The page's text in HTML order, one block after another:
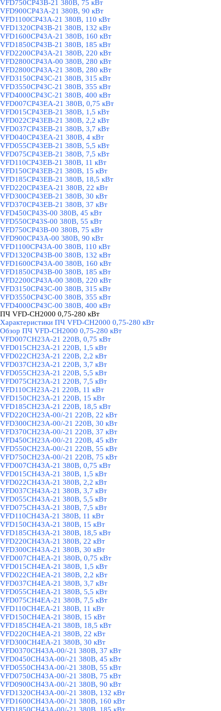
VFD750CP43B-21 380В, 75 кВт
VFD900CP43A-21 380В, 90 кВт
VFD1100CP43A-21 380В, 110 кВт
VFD1320CP43B-21 380В, 132 кВт
VFD1600CP43A-21 380В, 160 кВт
VFD1850CP43B-21 380В, 185 кВт
VFD2200CP43A-21 380В, 220 кВт
VFD2800CP43A-00 380В, 280 кВт
VFD2800CP43A-21 380В, 280 кВт
VFD3150CP43C-21 380В, 315 кВт
VFD3550CP43C-21 380В, 355 кВт
VFD4000CP43C-21 380В, 400 кВт
VFD007CP43EA-21 380В, 0,75 кВт
VFD015CP43EB-21 380В, 1,5 кВт
VFD022CP43EB-21 380В, 2,2 кВт
VFD037CP43EB-21 380В, 3,7 кВт
VFD040CP43EA-21 380В, 4 кВт
VFD055CP43EB-21 380В, 5,5 кВт
VFD075CP43EB-21 380В, 7,5 кВт
VFD110CP43EB-21 380В, 11 кВт
VFD150CP43EB-21 380В, 15 кВт
VFD185CP43EB-21 380В, 18,5 кВт
VFD220CP43EA-21 380В, 22 кВт
VFD300CP43EB-21 380В, 30 кВт
VFD370CP43EB-21 380В, 37 кВт
VFD450CP43S-00 380В, 45 кВт
VFD550CP43S-00 380В, 55 кВт
VFD750CP43B-00 380В, 75 кВт
VFD900CP43A-00 380В, 90 кВт
VFD1100CP43A-00 380В, 110 кВт
VFD1320CP43B-00 380В, 132 кВт
VFD1600CP43A-00 380В, 160 кВт
VFD1850CP43B-00 380В, 185 кВт
VFD2200CP43A-00 380В, 220 кВт
VFD3150CP43C-00 380В, 315 кВт
VFD3550CP43C-00 380В, 355 кВт
VFD4000CP43C-00 380В, 400 кВт
ПЧ VFD-CH2000 0,75-280 кВт
Характеристики ПЧ VFD-CH2000 0,75-280 кВт
Обзор ПЧ VFD-CH2000 0,75-280 кВт
VFD007CH23A-21 220В, 0,75 кВт
VFD015CH23A-21 220В, 1,5 кВт
VFD022CH23A-21 220В, 2,2 кВт
VFD037CH23A-21 220В, 3,7 кВт
VFD055CH23A-21 220В, 5,5 кВт
VFD075CH23A-21 220В, 7,5 кВт
VFD110CH23A-21 220В, 11 кВт
VFD150CH23A-21 220В, 15 кВт
VFD185CH23A-21 220В, 18,5 кВт
VFD220CH23A-00/-21 220В, 22 кВт
VFD300CH23A-00/-21 220В, 30 кВт
VFD370CH23A-00/-21 220В, 37 кВт
VFD450CH23A-00/-21 220В, 45 кВт
VFD550CH23A-00/-21 220В, 55 кВт
VFD750CH23A-00/-21 220В, 75 кВт
VFD007CH43A-21 380В, 0,75 кВт
VFD015CH43A-21 380В, 1,5 кВт
VFD022CH43A-21 380В, 2,2 кВт
VFD037CH43A-21 380В, 3,7 кВт
VFD055CH43A-21 380В, 5,5 кВт
VFD075CH43A-21 380В, 7,5 кВт
VFD110CH43A-21 380В, 11 кВт
VFD150CH43A-21 380В, 15 кВт
VFD185CH43A-21 380В, 18,5 кВт
VFD220CH43A-21 380В, 22 кВт
VFD300CH43A-21 380В, 30 кВт
VFD007CH4EA-21 380В, 0,75 кВт
VFD015CH4EA-21 380В, 1,5 кВт
VFD022CH4EA-21 380В, 2,2 кВт
VFD037CH4EA-21 380В, 3,7 кВт
VFD055CH4EA-21 380В, 5,5 кВт
VFD075CH4EA-21 380В, 7,5 кВт
VFD110CH4EA-21 380В, 11 кВт
VFD150CH4EA-21 380В, 15 кВт
VFD185CH4EA-21 380В, 18,5 кВт
VFD220CH4EA-21 380В, 22 кВт
VFD300CH4EA-21 380В, 30 кВт
VFD0370CH43A-00/-21 380В, 37 кВт
VFD0450CH43A-00/-21 380В, 45 кВт
VFD0550CH43A-00/-21 380В, 55 кВт
VFD0750CH43A-00/-21 380В, 75 кВт
VFD0900CH43A-00/-21 380В, 90 кВт
VFD1320CH43A-00/-21 380В, 132 кВт
VFD1600CH43A-00/-21 380В, 160 кВт